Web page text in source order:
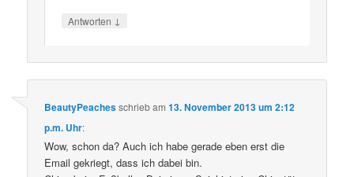
Antworten ↓
BeautyPeachesschriebam13. November 2013 um 2:12
p.m. Uhr:
Wow, schon da? Auch ich habe gerade eben erst die
Email gekriegt, dass ich dabei bin.